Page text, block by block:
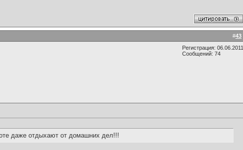
#43
Регистрация: 06.06.2011
Сообщений: 74
даже отдыхают от домашних дел!!!